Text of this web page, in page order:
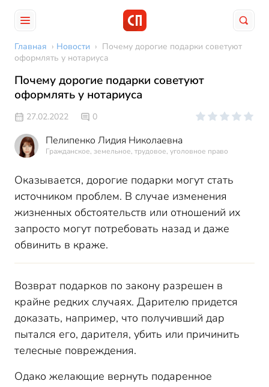
Главная › Новости › Почему дорогие подарки советуют
оформлять у нотариуса
Почему дорогие подарки советуют
оформлять у нотариуса
27.02.2022 0
Пелипенко Лидия Николаевна
Гражданское, земельное, трудовое, уголовное право
Оказывается, дорогие подарки могут стать
источником проблем. В случае изменения
жизненных обстоятельств или отношений их
запросто могут потребовать назад и даже
обвинить в краже.
Возврат подарков по закону разрешен в
крайне редких случаях. Дарителю придется
доказать, например, что получивший дар
пытался его, дарителя, убить или причинить
телесные повреждения.
Одако желающие вернуть подаренное